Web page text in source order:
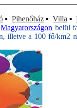
▪ Pihenőház ▪ Villa ▪
Magyarországon belül
a 100 fő/km2